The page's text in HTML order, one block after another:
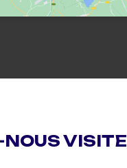
NOUS VISITE